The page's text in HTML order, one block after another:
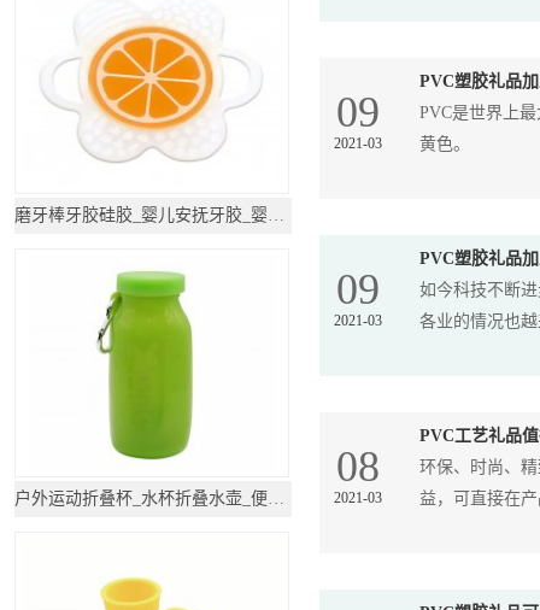
09
2021-03
PVC塑胶礼品
PVC是世界上
黄色。
09
2021-03
PVC塑胶礼品
如今科技不断
各业的情况也
08
2021-03
PVC工艺礼品
环保、时尚、
益，可直接在
磨牙棒牙胶硅胶_婴儿安抚牙胶_婴儿牙胶磨牙棒
户外运动折叠杯_水杯折叠水壶_便携软水袋